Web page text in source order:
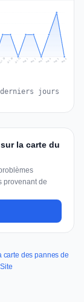
Jul 29 Jul 30 Jul 31 Aug 1 Aug 2 Aug 3 Aug 4 Aug 5 Aug 6
derniers jours
la carte du
provenant de
carte des pannes de